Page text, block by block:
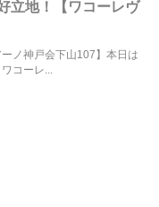
立地！【ワコーレヴ
ノ神戸会下山107】本日は
コーレ...